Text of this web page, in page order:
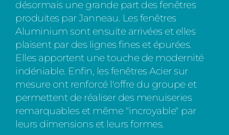
désormais une grande part des fenêtres
produites par Janneau. Les fenêtres
Aluminium sont ensuite arrivées et elles
plaisent par des lignes fines et épurées.
Elles apportent une touche de modernité
indéniable. Enfin, les fenêtres Acier sur
mesure ont renforcé l'offre du groupe et
permettent de réaliser des menuiseries
remarquables et même "incroyable" par
leurs dimensions et leurs formes.